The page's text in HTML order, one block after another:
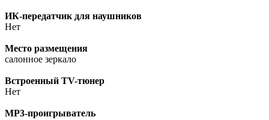
ИК-передатчик для наушников
Нет
Место размещения
салонное зеркало
Встроенный TV-тюнер
Нет
MP3-проигрыватель